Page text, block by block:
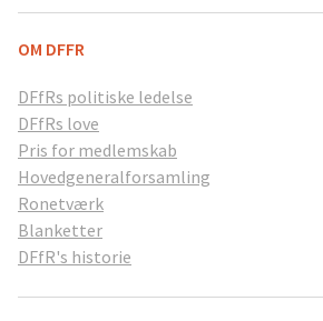
OM DFFR
DFfRs politiske ledelse
DFfRs love
Pris for medlemskab
Hovedgeneralforsamling
Ronetværk
Blanketter
DFfR's historie